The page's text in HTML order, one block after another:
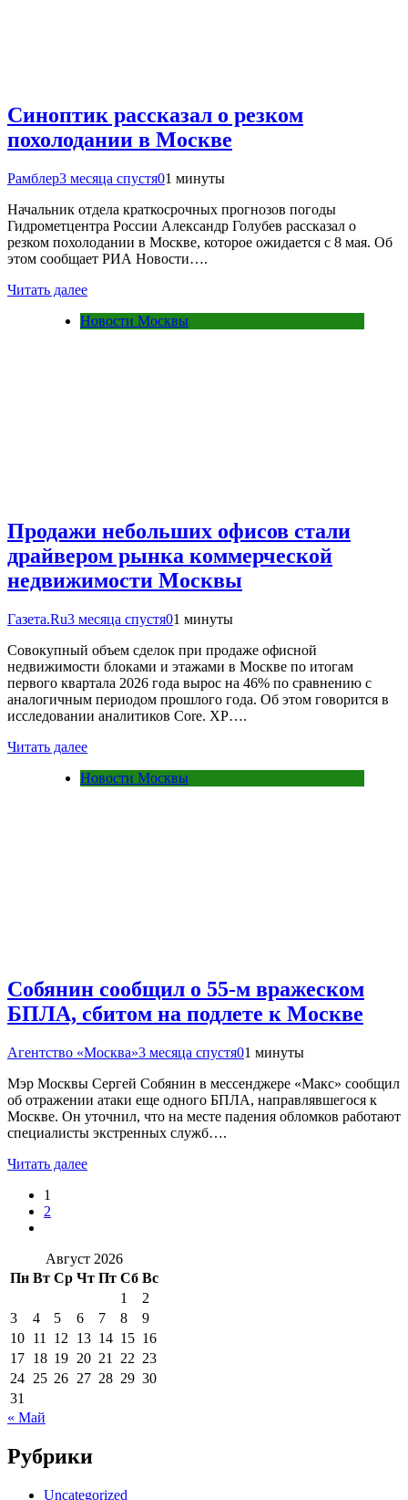
Синоптик рассказал о резком
похолодании в Москве
Рамблер3 месяца спустя01 минуты
Начальник отдела краткосрочных прогнозов погоды
Гидрометцентра России Александр Голубев рассказал о
резком похолодании в Москве, которое ожидается с 8 мая. Об
этом сообщает РИА Новости….
Читать далее
Новости Москвы
Продажи небольших офисов стали
драйвером рынка коммерческой
недвижимости Москвы
Газета.Ru3 месяца спустя01 минуты
Совокупный объем сделок при продаже офисной
недвижимости блоками и этажами в Москве по итогам
первого квартала 2026 года вырос на 46% по сравнению с
аналогичным периодом прошлого года. Об этом говорится в
исследовании аналитиков Core. XP….
Читать далее
Новости Москвы
Собянин сообщил о 55-м вражеском
БПЛА, сбитом на подлете к Москве
Агентство «Москва»3 месяца спустя01 минуты
Мэр Москвы Сергей Собянин в мессенджере «Макс» сообщил
об отражении атаки еще одного БПЛА, направлявшегося к
Москве. Он уточнил, что на месте падения обломков работают
специалисты экстренных служб….
Читать далее
1
2
Август 2026
Пн Вт Ср Чт Пт Сб Вс
1
2
3
4 5 6 7 8
9
10 11 12 13 14 15 16
17 18 19 20 21 22 23
24 25 26 27 28 29 30
31
« Май
Рубрики
Uncategorized